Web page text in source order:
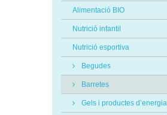
Alimentació BIO
Nutrició infantil
Nutrició esportiva
Begudes
Barretes
Gels i productes d’energia